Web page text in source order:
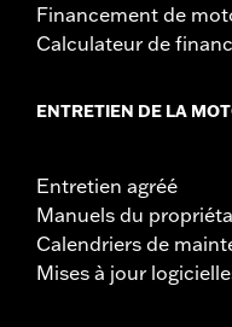
Financement de
Calculateur de
ENTRETIEN DE LA
Entretien agréé
Manuels du
Calendriers de
Mises à jour